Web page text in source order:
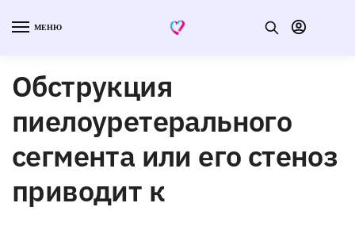
МЕНЮ
Обструкция
пиелоуретерального
сегмента или его стеноз
приводит к